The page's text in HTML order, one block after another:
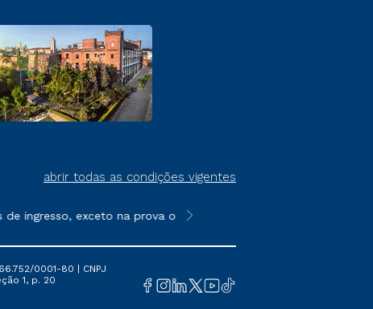
abrir todas as condições vigentes
exceto na prova on-line ou agendada, que
**Semipresencial é um formato do
0001-80 | CNPJ
1, p. 20